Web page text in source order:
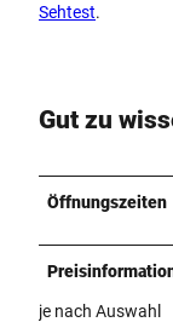
Sehtest.
Gut zu
Öffnungszeiten
je nach Auswahl